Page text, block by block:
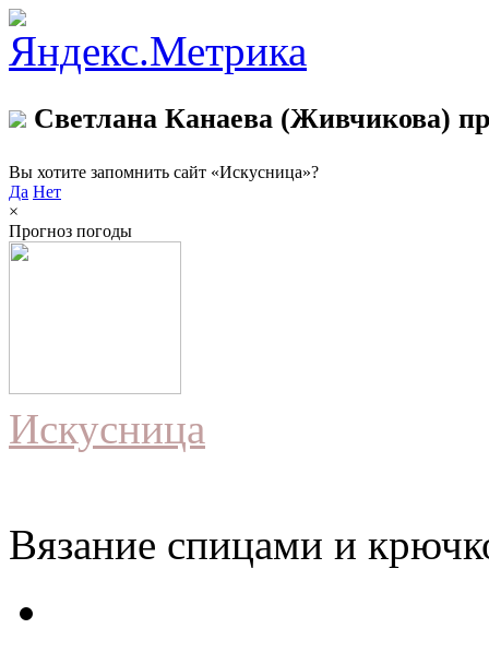
Светлана Канаева (Живчикова)
Вы хотите запомнить сайт «Искусница»?
Да Нет
×
Прогноз погоды
Искусница
Вязание спицами и